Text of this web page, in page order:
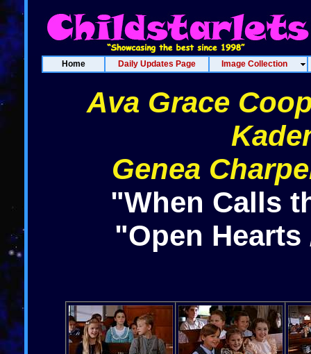
Home Daily Updates Page Image Collection
Ava Grace
Genea
"When Calls
"Open